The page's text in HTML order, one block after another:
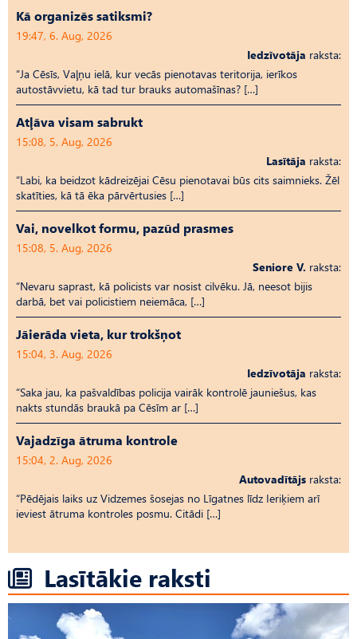
Kā organizēs satiksmi?
19:47, 6. Aug, 2026
Iedzīvotāja raksta:
“Ja Cēsīs, Vaļņu ielā, kur vecās pienotavas teritorija, ierīkos
autostāvvietu, kā tad tur brauks automašīnas? […]
Atļāva visam sabrukt
15:08, 5. Aug, 2026
Lasītāja raksta:
“Labi, ka beidzot kādreizējai Cēsu pienotavai būs cits saimnieks. Žēl
skatīties, kā tā ēka pārvērtusies […]
Vai, novelkot formu, pazūd prasmes
15:08, 5. Aug, 2026
Seniore V. raksta:
“Nevaru saprast, kā policists var nosist cilvēku. Jā, neesot bijis
darbā, bet vai policistiem neiemāca, […]
Jāierāda vieta, kur trokšņot
15:04, 3. Aug, 2026
Iedzīvotāja raksta:
“Saka jau, ka pašvaldības policija vairāk kontrolē jauniešus, kas
nakts stundās braukā pa Cēsīm ar […]
Vajadzīga ātruma kontrole
15:04, 2. Aug, 2026
Autovadītājs raksta:
“Pēdējais laiks uz Vid­ze­mes šosejas no Līgatnes līdz Ieriķiem arī
ieviest ātruma kontroles posmu. Citādi […]
Lasītākie raksti